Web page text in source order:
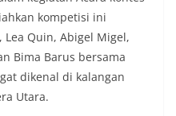
bendera dalam
sobek, dan layak untuk
kehormatan
imbauan terkait
DDS ini juga
deteksi dini (early
potensi gangguan
kompetisi ini
Quin, Abigel Migel,
Bima Barus bersama
dikenal di kalangan
Utara.